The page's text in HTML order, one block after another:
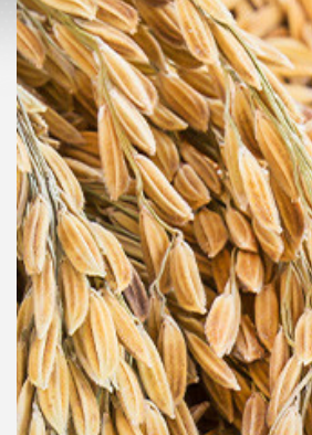
ย์
ลิ
สต์
แนะนำ
เพล
ย์
ลิ
สต์
ของ
คุณ
เพลง